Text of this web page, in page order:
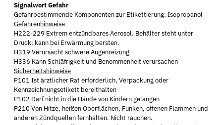
Signalwort Gefahr
Gefahrbestimmende Komponenten zur Etikettierung: Isopropanol
Gefahrenhinweise
H222-229 Extrem entzündbares Aerosol. Behälter steht unter
Druck: kann bei Erwärmung bersten.
H319 Verursacht schwere Augenreizung
H336 Kann Schläfrigkeit und Benommenheit verursachen
Sicherheitshinweise
P101 Ist ärztlicher Rat erforderlich, Verpackung oder
Kennzeichnungsetikett bereithalten
P102 Darf nicht in die Hände von Kindern gelangen
P210 Von Hitze, heißen Oberflächen, Funken, offenen Flammen und
anderen Zündquellen fernhalten. Nicht rauchen.